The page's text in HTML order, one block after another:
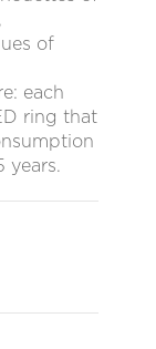
of
each
ring that
years.